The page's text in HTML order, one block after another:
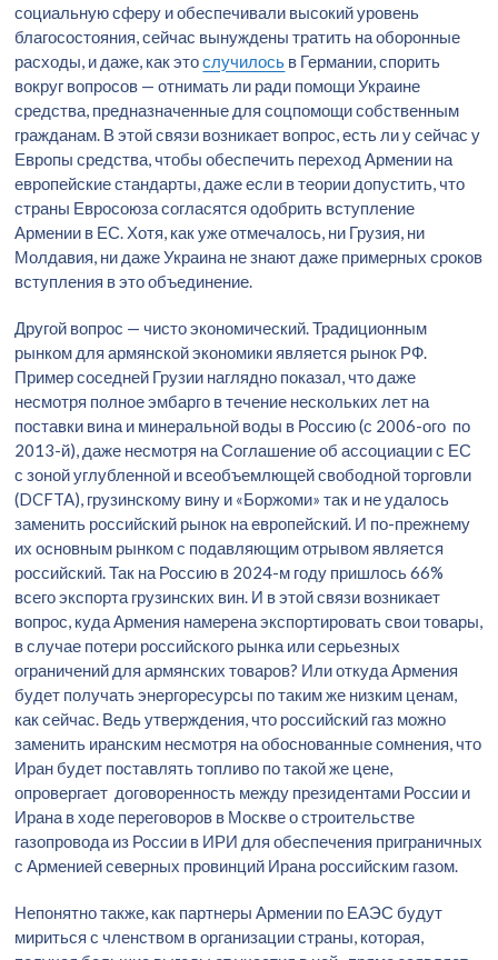
социальную сферу и обеспечивали высокий уровень
благосостояния, сейчас вынуждены тратить на оборонные
расходы, и даже, как этослучилось в Германии, спорить
вокруг вопросов — отнимать ли ради помощи Украине
средства, предназначенные для соцпомощи собственным
гражданам. В этой связи возникает вопрос, есть ли у сейчас у
Европы средства, чтобы обеспечить переход Армении на
европейские стандарты, даже если в теории допустить, что
страны Евросоюза согласятся одобрить вступление
Армении в ЕС. Хотя, как уже отмечалось, ни Грузия, ни
Молдавия, ни даже Украина не знают даже примерных сроков
вступления в это объединение.
Другой вопрос — чисто экономический. Традиционным
рынком для армянской экономики является рынок РФ.
Пример соседней Грузии наглядно показал, что даже
несмотря полное эмбарго в течение нескольких лет на
поставки вина и минеральной воды в Россию (с 2006-ого по
2013-й), даже несмотря на Соглашение об ассоциации с ЕС
с зоной углубленной и всеобъемлющей свободной торговли
(DCFTA), грузинскому вину и «Боржоми» так и не удалось
заменить российский рынок на европейский. И по-прежнему
их основным рынком с подавляющим отрывом является
российский. Так на Россию в 2024-м году пришлось 66%
всего экспорта грузинских вин. И в этой связи возникает
вопрос, куда Армения намерена экспортировать свои товары,
в случае потери российского рынка или серьезных
ограничений для армянских товаров? Или откуда Армения
будет получать энергоресурсы по таким же низким ценам,
как сейчас. Ведь утверждения, что российский газ можно
заменить иранским несмотря на обоснованные сомнения, что
Иран будет поставлять топливо по такой же цене,
опровергает договоренность между президентами России и
Ирана в ходе переговоров в Москве о строительстве
газопровода из России в ИРИ для обеспечения приграничных
с Арменией северных провинций Ирана российским газом.
Непонятно также, как партнеры Армении по ЕАЭС будут
мириться с членством в организации страны, которая,